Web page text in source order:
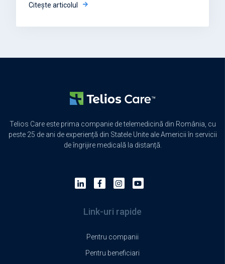
Citește articolul
Telios Care este prima companie de telemedicină din România, cu
peste 25 de ani de experiență din Statele Unite ale Americii în servicii
de îngrijire medicală la distanță.
Link-uri rapide
Pentru companii
Pentru beneficiari